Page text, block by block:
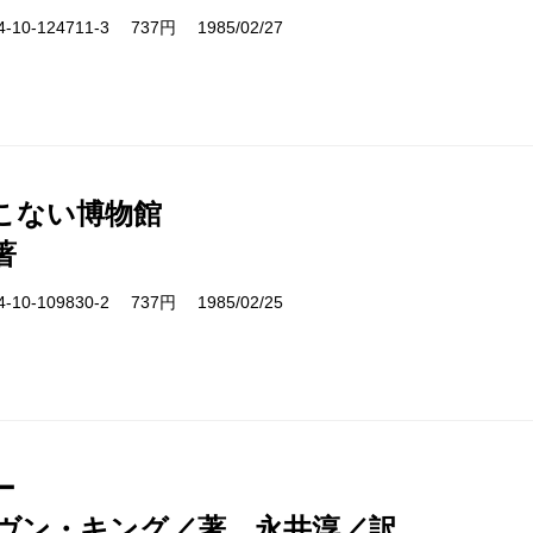
10-124711-3 737円 1985/02/27
ない博物館
10-109830-2 737円 1985/02/25